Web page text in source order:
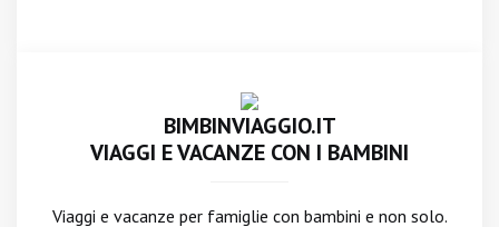
BIMBINVIAGGIO.IT
VIAGGI E VACANZE CON I BAMBINI
Viaggi e vacanze per famiglie con bambini e non solo.